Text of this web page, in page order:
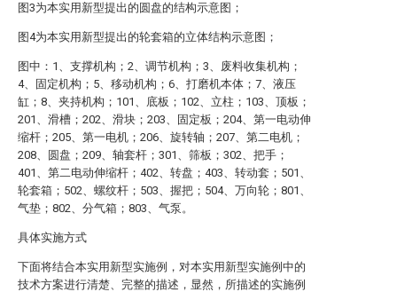
图3为本实用新型提出的圆盘的结构示意图；
图4为本实用新型提出的轮套箱的立体结构示意图；
图中：1、支撑机构；2、调节机构；3、废料收集机构；
4、固定机构；5、移动机构；6、打磨机本体；7、液压
缸；8、夹持机构；101、底板；102、立柱；103、顶板；
201、滑槽；202、滑块；203、固定板；204、第一电动伸
缩杆；205、第一电机；206、旋转轴；207、第二电机；
208、圆盘；209、轴套杆；301、筛板；302、把手；
401、第二电动伸缩杆；402、转盘；403、转动套；501、
轮套箱；502、螺纹杆；503、握把；504、万向轮；801、
气垫；802、分气箱；803、气泵。
具体实施方式
下面将结合本实用新型实施例，对本实用新型实施例中的
技术方案进行清楚、完整的描述，显然，所描述的实施例